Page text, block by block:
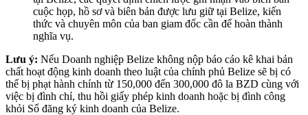
cuộc họp, hồ sơ và biên bản được lưu giữ tại Belize, kiến
thức và chuyên môn của ban giam đốc cần để hoàn thành
nghĩa vụ.
Lưu ý: Nếu Doanh nghiệp Belize không nộp báo cáo kê khai bản
chất hoạt động kinh doanh theo luật của chính phủ Belize sẽ bị có
thể bị phạt hành chính từ 150,000 đến 300,000 đô la BZD cùng với
việc bị đình chỉ, thu hồi giấy phép kinh doanh hoặc bị đình công
khỏi Sổ đăng ký kinh doanh của Belize.